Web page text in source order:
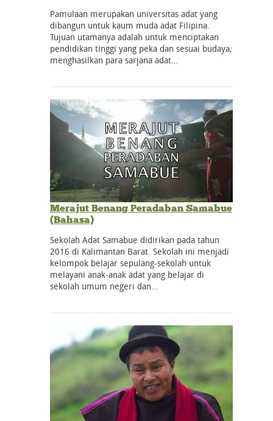
Pamulaan merupakan universitas adat yang
dibangun untuk kaum muda adat Filipina.
Tujuan utamanya adalah untuk menciptakan
pendidikan tinggi yang peka dan sesuai budaya;
menghasilkan para sarjana adat…
Merajut Benang Peradaban Samabue
(Bahasa)
Sekolah Adat Samabue didirikan pada tahun
2016 di Kalimantan Barat. Sekolah ini menjadi
kelompok belajar sepulang-sekolah untuk
melayani anak-anak adat yang belajar di
sekolah umum negeri dan…